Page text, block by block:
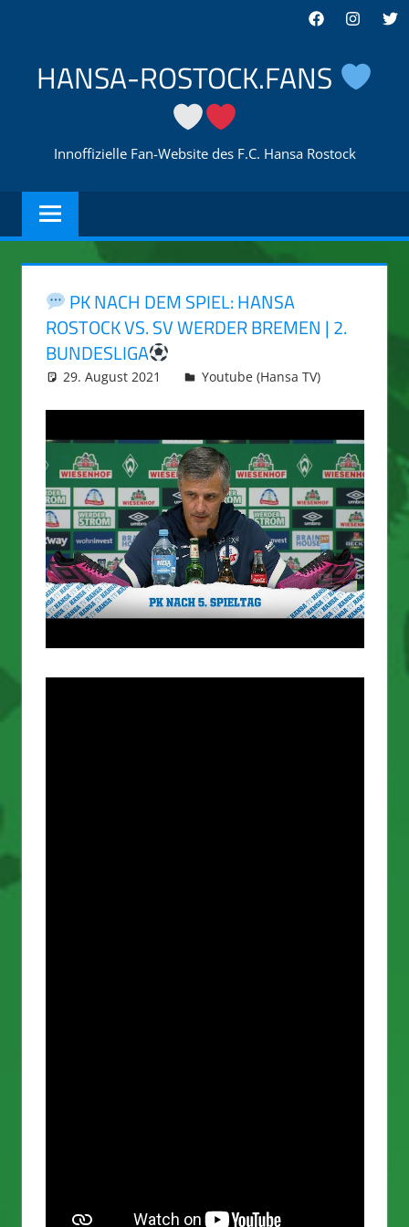
springen
Facebook
HANSA-ROSTOCK.FANS
Innoffizielle Fan-Website des F.C. Hansa Rostock
PK NACH DEM SPIEL: HANSA
ROSTOCK VS. SV WERDER BREMEN | 2.
BUNDESLIGA
29. August 2021 integromat
Youtube (Hansa TV)